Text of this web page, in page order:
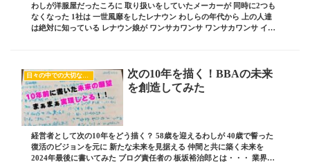
わしが洋服屋だったころに 取り扱いをしていたメーカーが 同時に2つも
なくなった 1社は 一世風靡をしたレナウン わしらの年代から 上の人達
は絶対に知っている レナウン娘が ワンサカワンサ ワンサカワンサ イェ
日々の中での大切な気付き
次の10年を描く！BBAの未来
を創造してみた
経営者として次の10年をどう描く？ 58歳を迎えるわしが 40歳で誓った
復活のビジョンを元に 新たな未来を見据える 仲間と共に築く未来を
2024年最後に書いてみた ブログ責任者の 板坂裕治郎とは・・・ 業界の